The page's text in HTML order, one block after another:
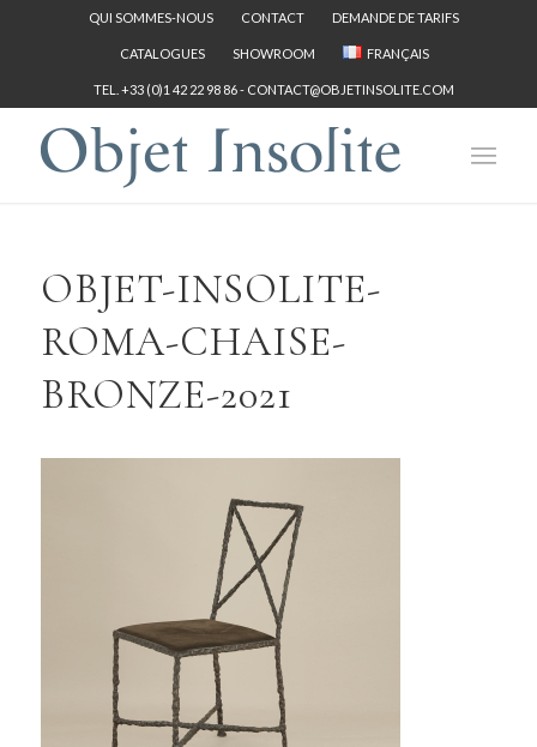
QUI SOMMES-NOUS CONTACT DEMANDE DE TARIFS
CATALOGUES SHOWROOM FRANÇAIS
TEL. +33 (0)1 42 22 98 86 - CONTACT@OBJETINSOLITE.COM
OBJET-INSOLITE-
ROMA-CHAISE-
BRONZE-2021